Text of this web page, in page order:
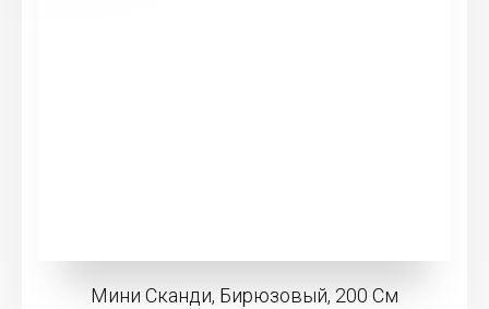
Мини Сканди, Бирюзовый, 200 См